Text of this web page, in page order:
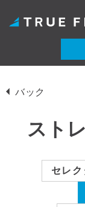
ン バック
スト
セレ